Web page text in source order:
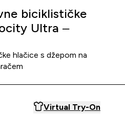
biciklističke
Ultra –
hlačice s džepom na
Virtual Try-On